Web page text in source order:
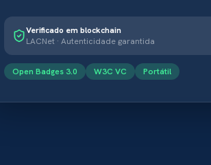
Verificado em blockchain
LACNet · Autenticidade garantida
Open Badges 3.0 W3C VC Portátil